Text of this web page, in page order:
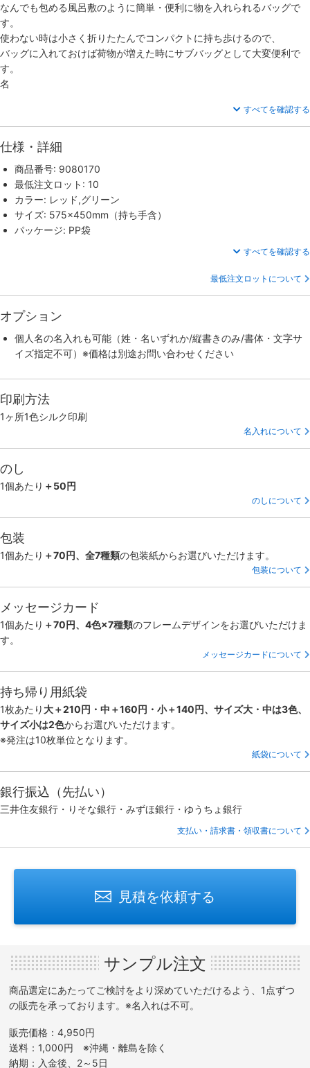
なんでも包める風呂敷のように簡単・便利に物を入れられるバッグで
す。
使わない時は小さく折りたたんでコンパクトに持ち歩けるので、
バッグに入れておけば荷物が増えた時にサブバッグとして大変便利で
す。
名
すべてを確認する
仕様・詳細
商品番号: 9080170
最低注文ロット: 10
カラー: レッド,グリーン
サイズ: 575×450mm（持ち手含）
パッケージ: PP袋
すべてを確認する
最低注文ロットについて
オプション
個人名の名入れも可能（姓・名いずれか/縦書きのみ/書体・文字サ
イズ指定不可）※価格は別途お問い合わせください
印刷方法
1ヶ所1色シルク印刷
名入れについて
のし
1個あたり ＋50円
のしについて
包装
1個あたり ＋70円、全7種類の包装紙からお選びいただけます。
包装について
メッセージカード
1個あたり ＋70円、4色×7種類のフレームデザインをお選びいただけま
す。
メッセージカードについて
持ち帰り用紙袋
1枚あたり 大＋210円・中＋160円・小＋140円、サイズ大・中は3色、
サイズ小は2色からお選びいただけます。
※発注は10枚単位となります。
紙袋について
銀行振込（先払い）
三井住友銀行・りそな銀行・みずほ銀行・ゆうちょ銀行
支払い・請求書・領収書について
見積を依頼する
サンプル注文
商品選定にあたってご検討をより深めていただけるよう、1点ずつ
の販売を承っております。※名入れは不可。
販売価格：4,950円
送料：1,000円 ※沖縄・離島を除く
納期：入金後、2～5日